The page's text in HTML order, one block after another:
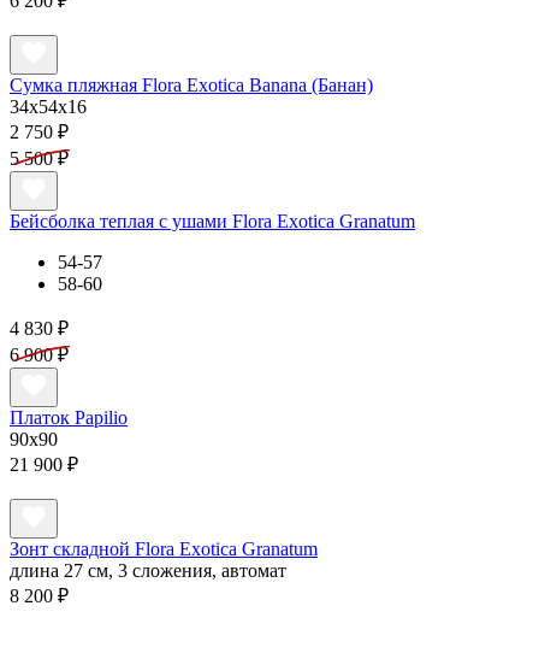
Сумка пляжная Flora Exotica Banana (Банан)
34x54x16
2 750 ₽
5 500 ₽
Бейсболка теплая с ушами Flora Exotica Granatum
54-57
58-60
4 830 ₽
6 900 ₽
Платок Papilio
90x90
21 900 ₽
Зонт складной Flora Exotica Granatum
длина 27 см, 3 сложения, автомат
8 200 ₽